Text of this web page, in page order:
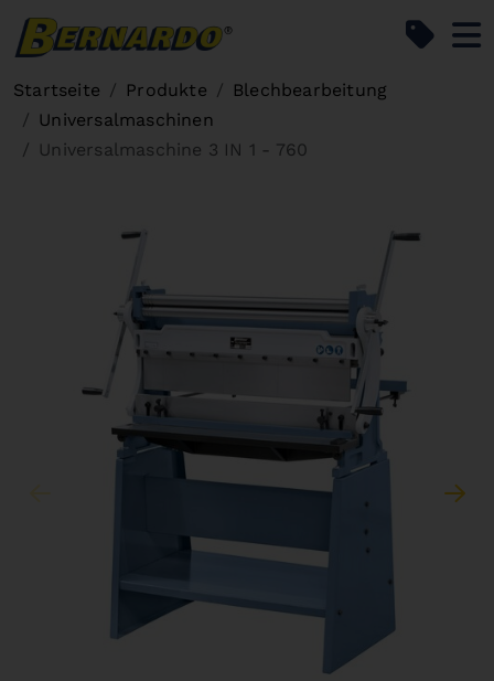
Startseite Produkte
Blechbearbeitung
Universalmaschinen
Universalmaschine 3 IN 1 - 760